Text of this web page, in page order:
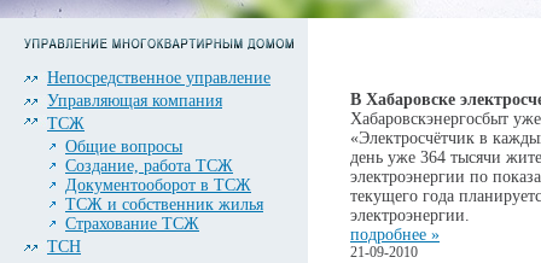
Непосредственное управление
Управляющая компания
ТСЖ
Общие вопросы
Создание, работа ТСЖ
Документооборот в ТСЖ
ТСЖ и собственник жилья
Страхование ТСЖ
ТСН
В Хабаровске
Хабаровскэнергосбыт
«Электросчётчик в
день уже 364 тысячи
электроэнергии по
текущего года
электроэнергии.
подробнее »
21-09-2010